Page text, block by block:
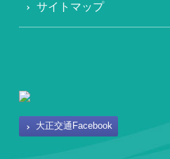
サイトマップ
大正交通Facebook